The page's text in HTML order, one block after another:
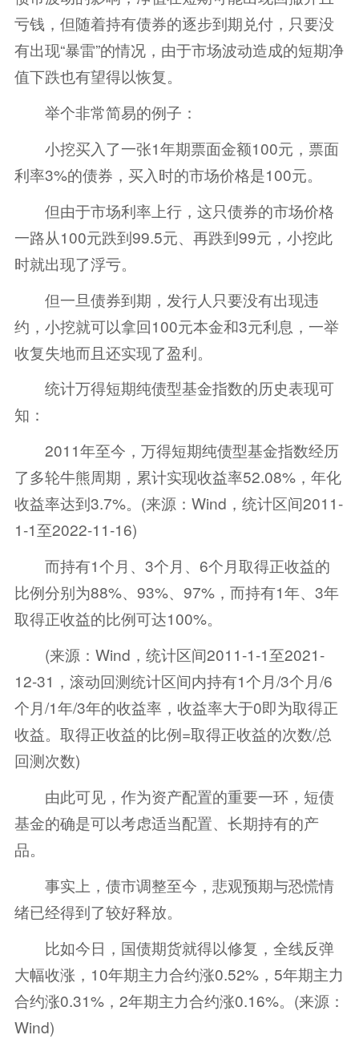
亏钱，但随着持有债券的逐步到期兑付，只要没
有出现“暴雷”的情况，由于市场波动造成的短期净
值下跌也有望得以恢复。
举个非常简易的例子：
小挖买入了一张1年期票面金额100元，票面
利率3%的债券，买入时的市场价格是100元。
但由于市场利率上行，这只债券的市场价格
一路从100元跌到99.5元、再跌到99元，小挖此
时就出现了浮亏。
但一旦债券到期，发行人只要没有出现违
约，小挖就可以拿回100元本金和3元利息，一举
收复失地而且还实现了盈利。
统计万得短期纯债型基金指数的历史表现可
知：
2011年至今，万得短期纯债型基金指数经历
了多轮牛熊周期，累计实现收益率52.08%，年化
收益率达到3.7%。(来源：Wind，统计区间2011-
1-1至2022-11-16)
而持有1个月、3个月、6个月取得正收益的
比例分别为88%、93%、97%，而持有1年、3年
取得正收益的比例可达100%。
(来源：Wind，统计区间2011-1-1至2021-
12-31，滚动回测统计区间内持有1个月/3个月/6
个月/1年/3年的收益率，收益率大于0即为取得正
收益。取得正收益的比例=取得正收益的次数/总
回测次数)
由此可见，作为资产配置的重要一环，短债
基金的确是可以考虑适当配置、长期持有的产
品。
事实上，债市调整至今，悲观预期与恐慌情
绪已经得到了较好释放。
比如今日，国债期货就得以修复，全线反弹
大幅收涨，10年期主力合约涨0.52%，5年期主力
合约涨0.31%，2年期主力合约涨0.16%。(来源：
Wind)